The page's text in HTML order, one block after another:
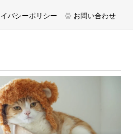
バシーポリシー お問い合わせ